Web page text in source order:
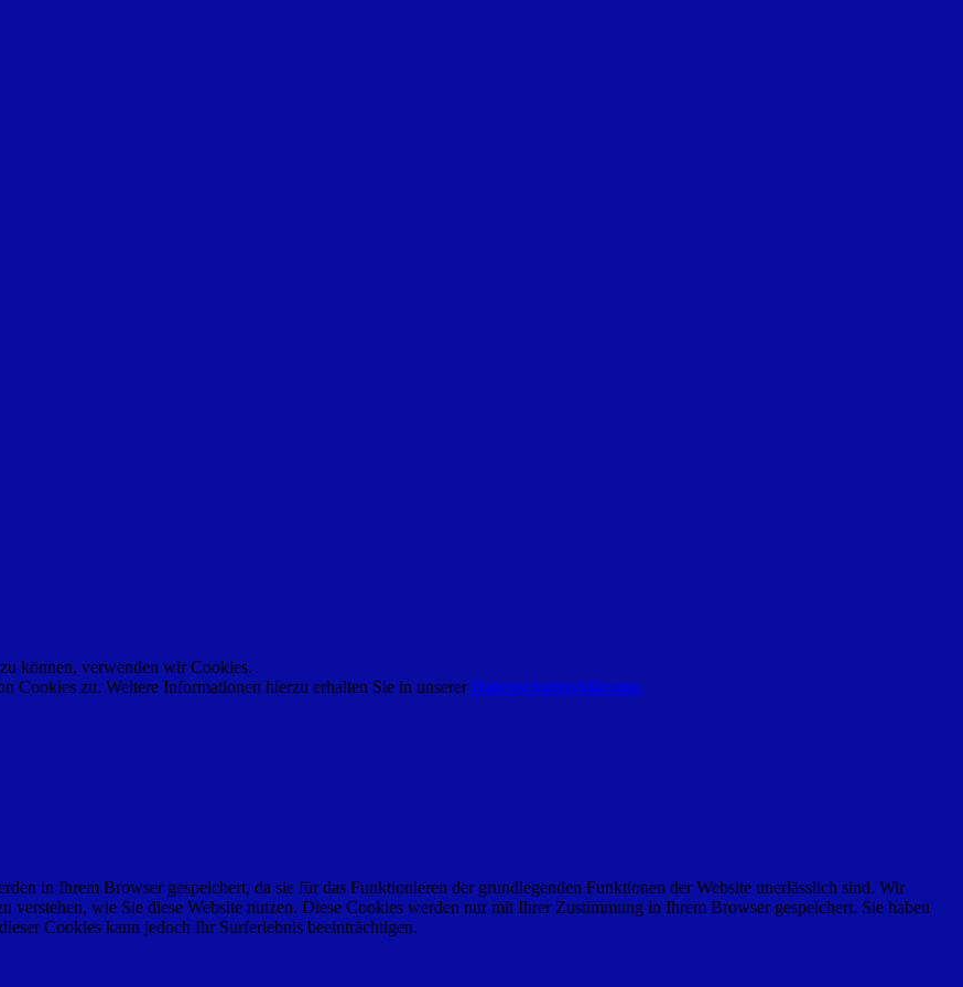
können, verwenden wir Cookies.
Cookies zu. Weitere Informationen hierzu erhalten Sie in unsererDatenschutzerklärung.
in Ihrem Browser gespeichert, da sie für das Funktionieren der grundlegenden Funktionen der Website unerlässlich sind. Wir
wie Sie diese Website nutzen. Diese Cookies werden nur mit Ihrer Zustimmung in Ihrem Browser gespeichert. Sie haben
Cookies kann jedoch Ihr Surferlebnis beeinträchtigen.